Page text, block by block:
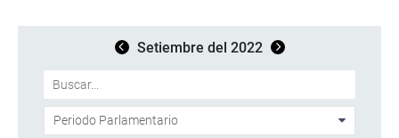
Setiembre del 2022